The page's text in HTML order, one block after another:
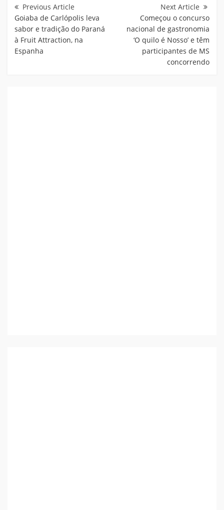
de
Post
Goiaba de Carlópolis leva
sabor e tradição do Paraná
à Fruit Attraction, na
Espanha
Começou o concurso
nacional de gastronomia
‘O quilo é Nosso’ e têm
participantes de MS
concorrendo